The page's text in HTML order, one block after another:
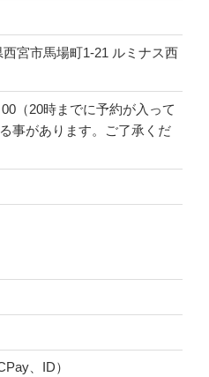
西宮市馬場町1-21 ルミナス西
（20時までに予約が入って
事があります。ご了承くだ
、ID）